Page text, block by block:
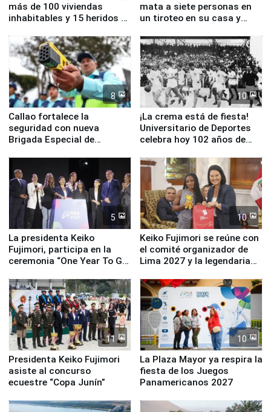
más de 100 viviendas
inhabitables y 15 heridos en
mata a siete personas en
un tiroteo en su casa y
8
Callao fortalece la
seguridad con nueva
Brigada Especial de
equipamiento para
Serenazgo
10
¡La crema está de fiesta!
Universitario de Deportes
celebra hoy 102 años de
5
La presidenta Keiko
Fujimori, participa en la
ceremonia “One Year To Go
10
Keiko Fujimori se reúne con
el comité organizador de
Lima 2027 y la legendaria
11
Presidenta Keiko Fujimori
asiste al concurso
ecuestre “Copa Junín”
10
La Plaza Mayor ya respira la
fiesta de los Juegos
Panamericanos 2027